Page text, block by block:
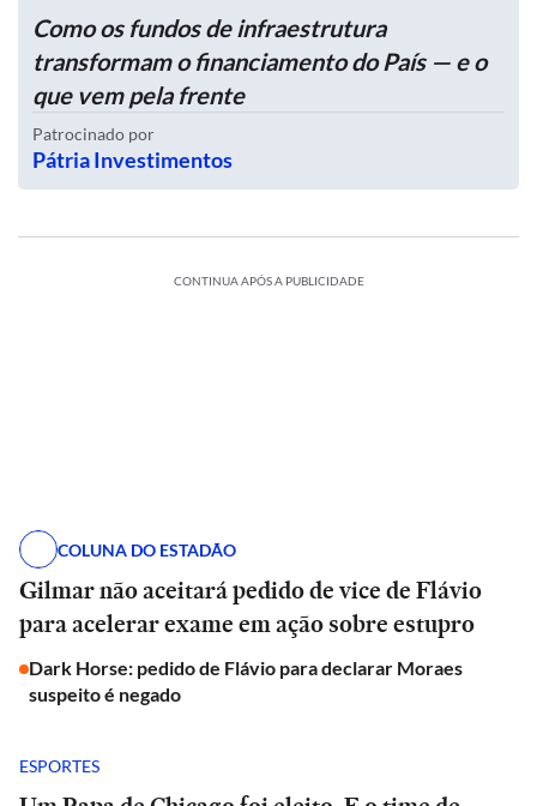
Como os fundos de infraestrutura
transformam o financiamento do País — e o
que vem pela frente
Patrocinado por
Pátria Investimentos
CONTINUA APÓS A PUBLICIDADE
COLUNA DO ESTADÃO
Gilmar não aceitará pedido de vice de Flávio
para acelerar exame em ação sobre estupro
Dark Horse: pedido de Flávio para declarar Moraes
suspeito é negado
ESPORTES